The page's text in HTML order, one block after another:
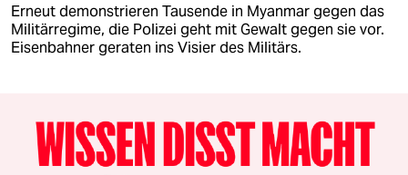
Erneut demonstrieren Tausende in Myanmar gegen das
Militärregime, die Polizei geht mit Gewalt gegen sie vor.
Eisenbahner geraten ins Visier des Militärs.